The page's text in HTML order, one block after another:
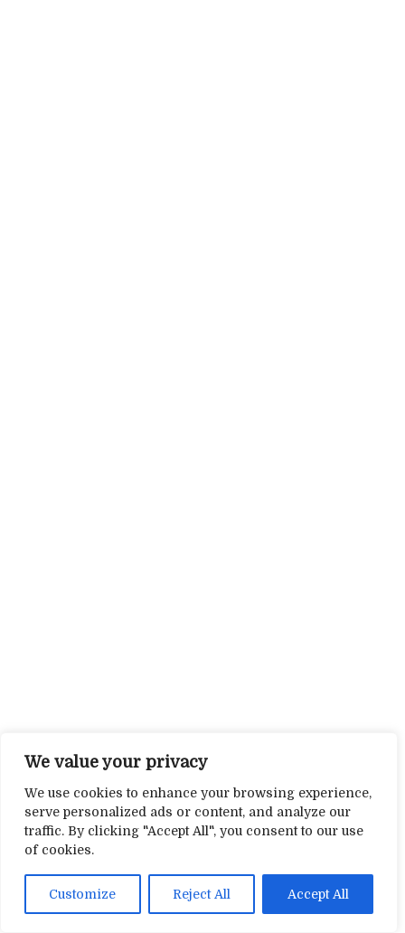
We value your privacy
We use cookies to enhance your browsing experience,
serve personalized ads or content, and analyze our
traffic. By clicking "Accept All", you consent to our use
of cookies.
Customize Reject All Accept All